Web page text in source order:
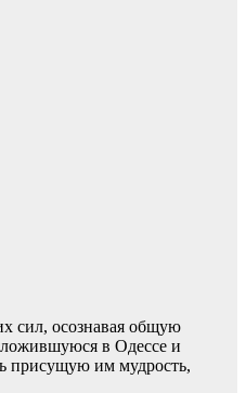
сил, осознавая общую
в Одессе и
присущую им мудрость,